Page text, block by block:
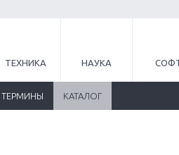
ТЕХНИКА НАУКА
ТЕРМИНЫ КАТАЛОГ